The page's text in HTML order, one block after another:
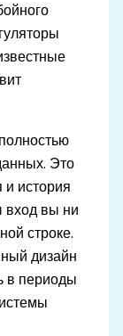
Это
и история
вход вы ни
строке.
дизайн
в периоды